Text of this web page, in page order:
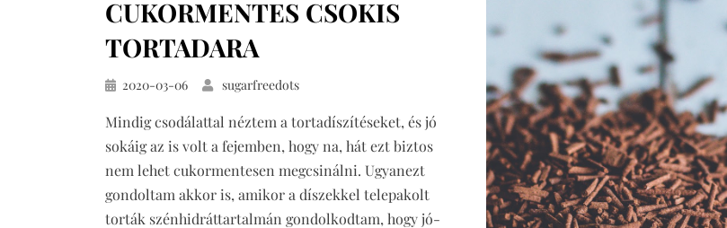
CUKORMENTES CSOKIS
TORTADARA
Közzétéve
2020-03-06 sugarfreedots
Mindig csodálattal néztem a tortadíszítéseket, és jó
sokáig az is volt a fejemben, hogy na, hát ezt biztos
nem lehet cukormentesen megcsinálni. Ugyanezt
gondoltam akkor is, amikor a díszekkel telepakolt
torták szénhidráttartalmán gondolkodtam, hogy jó-